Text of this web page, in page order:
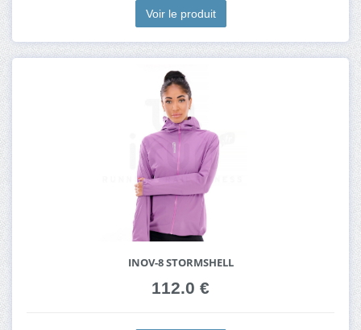
Voir le produit
INOV-8 STORMSHELL
112.0 €